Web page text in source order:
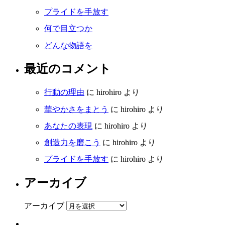
プライドを手放す
何で目立つか
どんな物語を
最近のコメント
行動の理由 に hirohiro より
華やかさをまとう に hirohiro より
あなたの表現 に hirohiro より
創造力を磨こう に hirohiro より
プライドを手放す に hirohiro より
アーカイブ
アーカイブ